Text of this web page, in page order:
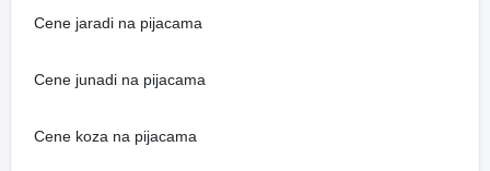
Cene jaradi na pijacama
Cene junadi na pijacama
Cene koza na pijacama